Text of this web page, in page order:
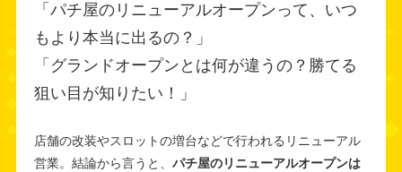
「パチ屋のリニューアルオープンって、いつ
もより本当に出るの？」
「グランドオープンとは何が違うの？勝てる
狙い目が知りたい！」
店舗の改装やスロットの増台などで行われるリニューアル
営業。結論から言うと、 パチ屋のリニューアルオープンは